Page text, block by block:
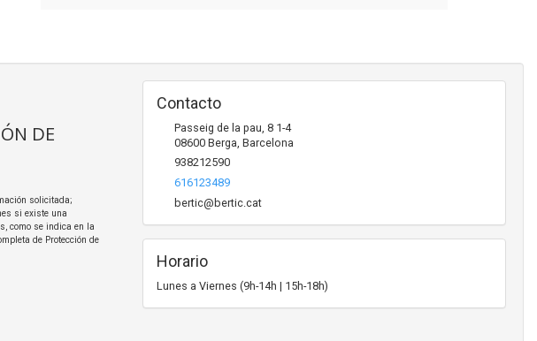
DE
solicitada;
si existe una
como se indica en la
de Protección de
Contacto
Passeig de la pau, 8 1-4
08600 Berga, Barcelona
938212590
616123489
bertic@bertic.cat
Horario
Lunes a Viernes (9h-14h | 15h-18h)